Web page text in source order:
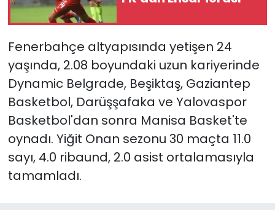
Fenerbahçe altyapısında yetişen 24
yaşında, 2.08 boyundaki uzun kariyerinde
Dynamic Belgrade, Beşiktaş, Gaziantep
Basketbol, Darüşşafaka ve Yalovaspor
Basketbol'dan sonra Manisa Basket'te
oynadı. Yiğit Onan sezonu 30 maçta 11.0
sayı, 4.0 ribaund, 2.0 asist ortalamasıyla
tamamladı.
YEREL POLİTİKA
YEREL YÖNETİMLER
Yurt